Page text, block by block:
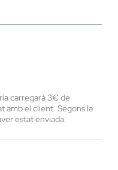
carregarà 3€ de
amb el client. Segons la
estat enviada.